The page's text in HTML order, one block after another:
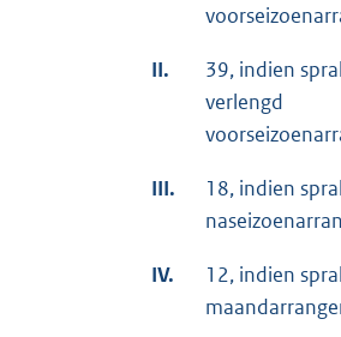
II.
39, indien
verlengd
III.
18, indien
IV.
12, indien